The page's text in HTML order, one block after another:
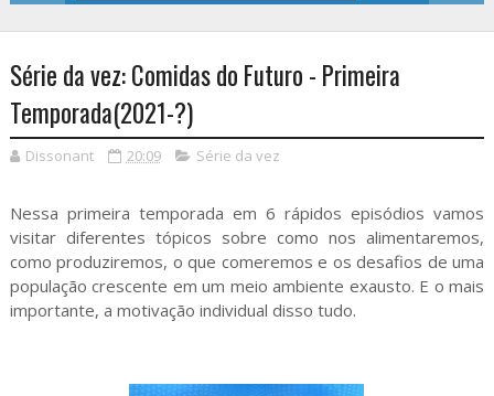
Série da vez: Comidas do Futuro - Primeira
Temporada(2021-?)
Dissonant 20:09 Série da vez
Nessa primeira temporada em 6 rápidos episódios vamos
visitar diferentes tópicos sobre como nos alimentaremos,
como produziremos, o que comeremos e os desafios de uma
população crescente em um meio ambiente exausto. E o mais
importante, a motivação individual disso tudo.